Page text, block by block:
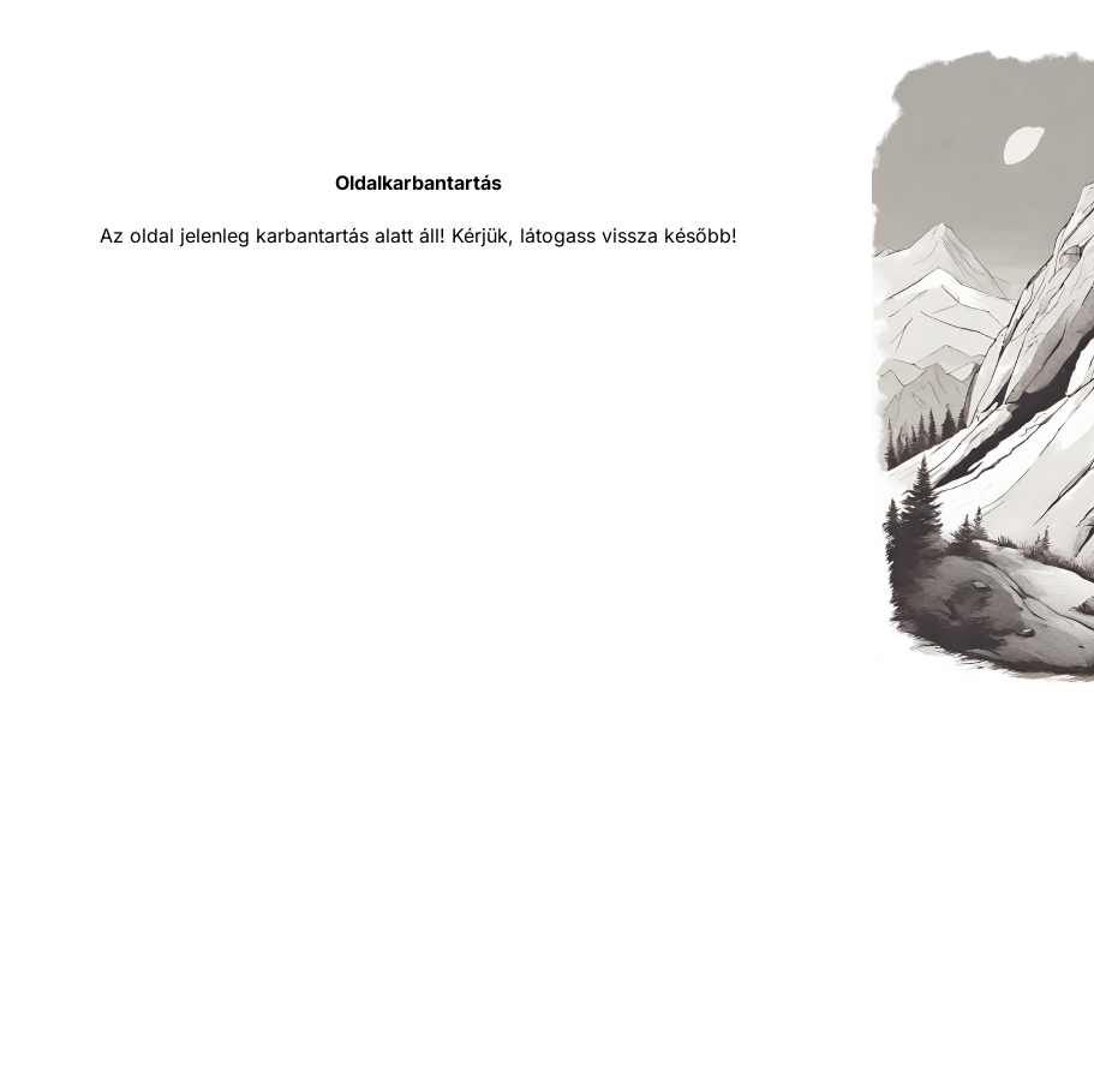
Oldalkarbantartás
Az oldal jelenleg karbantartás alatt áll! Kérjük, látogass vissza később!